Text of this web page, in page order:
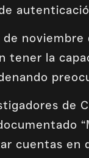
noviembre
tener la
de
cuentas en